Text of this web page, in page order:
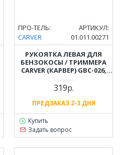
ПРО-ТЕЛЬ:
CARVER
АРТИКУЛ:
01.011.00271
РУКОЯТКА ЛЕВАЯ ДЛЯ
БЕНЗОКОСЫ / ТРИММЕРА
CARVER (КАРВЕР) GBC-026,
033, 043, 052 (DНАР. 19ММ)
319р.
ПРЕДЗАКАЗ 2-3 ДНЯ
Купить
Задать вопрос